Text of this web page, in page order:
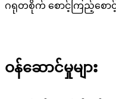
ဂရုတစိုက် စောင့်ကြည့်စော
ဝန်ဆောင်မှုများ